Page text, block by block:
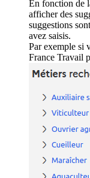
En fonction de
afficher des
suggestions
avez saisis.
Par exemple si
France Travail